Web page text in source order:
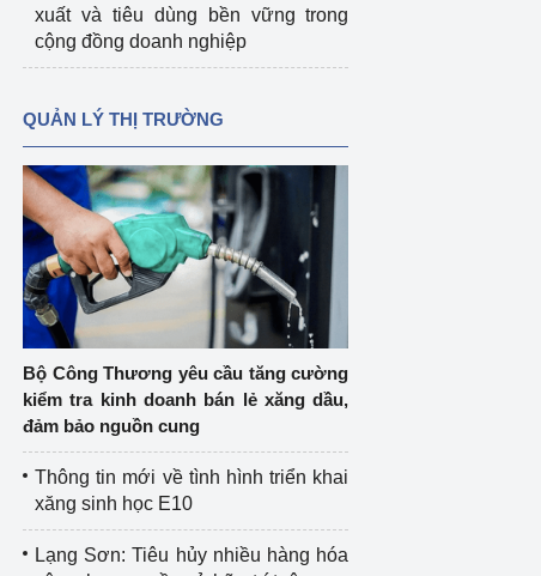
xuất và tiêu dùng bền vững trong
cộng đồng doanh nghiệp
QUẢN LÝ THỊ TRƯỜNG
Bộ Công Thương yêu cầu tăng cường
kiểm tra kinh doanh bán lẻ xăng dầu,
đảm bảo nguồn cung
Thông tin mới về tình hình triển khai
xăng sinh học E10
Lạng Sơn: Tiêu hủy nhiều hàng hóa